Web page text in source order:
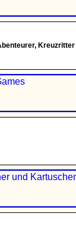
Kreuzritter